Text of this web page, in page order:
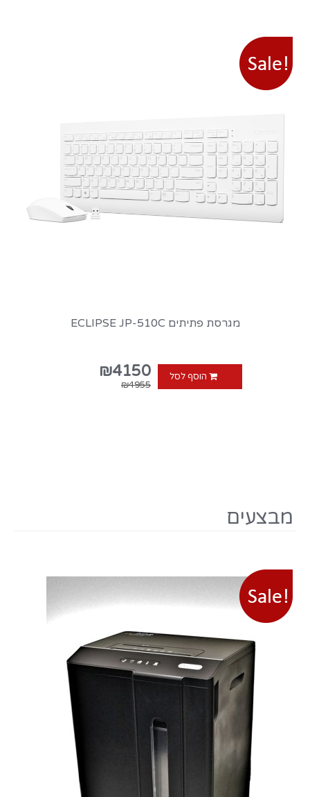
מגרסת פתיתים ECLIPSE JP-510C
הוסף לסל ₪4150
₪4955
מבצעים